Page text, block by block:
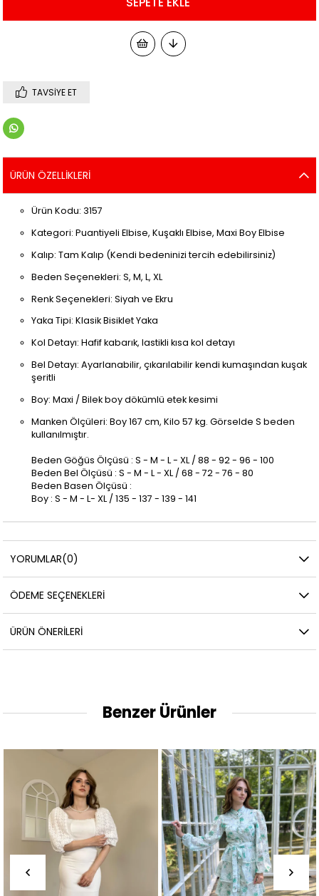
TAVSIYE ET
ÜRÜN ÖZELLIKLERI
Ürün Kodu: 3157
Kategori: Puantiyeli Elbise, Kuşaklı Elbise, Maxi Boy Elbise
Kalıp: Tam Kalıp (Kendi bedeninizi tercih edebilirsiniz)
Beden Seçenekleri: S, M, L, XL
Renk Seçenekleri: Siyah ve Ekru
Yaka Tipi: Klasik Bisiklet Yaka
Kol Detayı: Hafif kabarık, lastikli kısa kol detayı
Bel Detayı: Ayarlanabilir, çıkarılabilir kendi kumaşından kuşak
şeritli
Boy: Maxi / Bilek boy dökümlü etek kesimi
Manken Ölçüleri: Boy 167 cm, Kilo 57 kg. Görselde S beden
kullanılmıştır.
Beden Göğüs Ölçüsü : S - M - L - XL / 88 - 92 - 96 - 100
Beden Bel Ölçüsü : S - M - L - XL / 68 - 72 - 76 - 80
Beden Basen Ölçüsü :
Boy : S - M - L- XL / 135 - 137 - 139 - 141
YORUMLAR(0)
ÖDEME SEÇENEKLERI
ÜRÜN ÖNERILERI
Benzer Ürünler